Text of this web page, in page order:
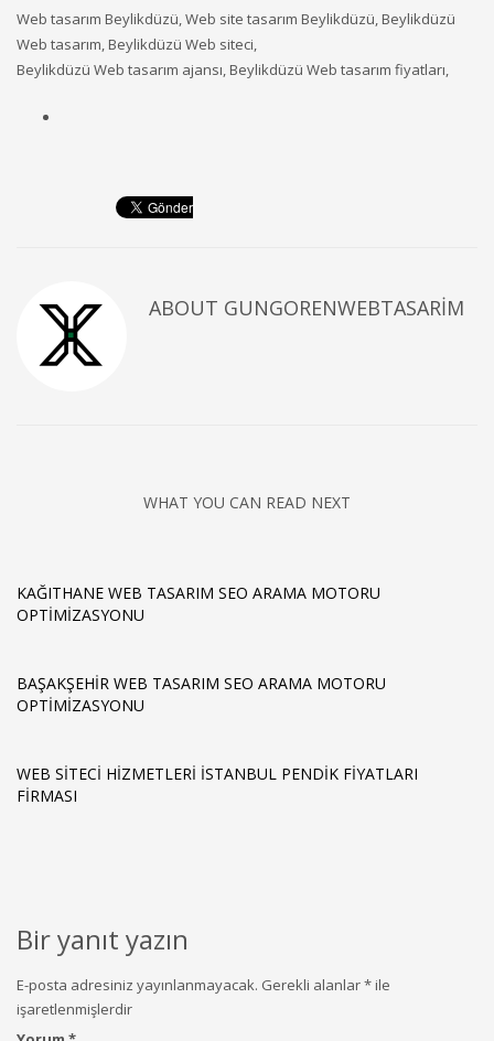
Web tasarım Beylikdüzü, Web site tasarım Beylikdüzü, Beylikdüzü
Web tasarım, Beylikdüzü Web siteci,
Beylikdüzü Web tasarım ajansı, Beylikdüzü Web tasarım fiyatları,
ABOUT GUNGORENWEBTASARIM
WHAT YOU CAN READ NEXT
KAĞITHANE WEB TASARIM SEO ARAMA MOTORU
OPTIMIZASYONU
BAŞAKŞEHIR WEB TASARIM SEO ARAMA MOTORU
OPTIMIZASYONU
WEB SITECI HIZMETLERI İSTANBUL PENDIK FIYATLARI
FIRMASI
Bir yanıt yazın
E-posta adresiniz yayınlanmayacak. Gerekli alanlar*ile
işaretlenmişlerdir